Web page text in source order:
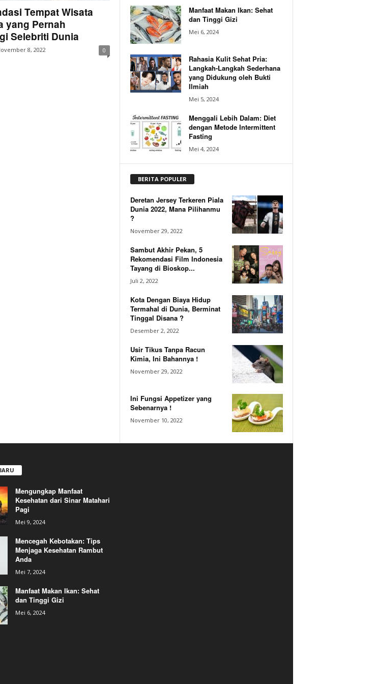
Tempat Wisata
yang Pernah
Selebriti Dunia
8, 2022 0
Manfaat Makan Ikan: Sehat
dan Tinggi Gizi
Mei 6, 2024
Rahasia Kulit Sehat Pria:
Langkah-Langkah Sederhana
yang Didukung oleh Bukti
Ilmiah
Mei 5, 2024
Menggali Lebih Dalam: Diet
dengan Metode Intermittent
Fasting
Mei 4, 2024
BERITA POPULER
Deretan Jersey Terkeren Piala
Dunia 2022, Mana Pilihanmu
?
November 29, 2022
Sambut Akhir Pekan, 5
Rekomendasi Film Indonesia
Tayang di Bioskop...
Juli 2, 2022
Kota Dengan Biaya Hidup
Termahal di Dunia, Berminat
Tinggal Disana ?
Desember 2, 2022
Usir Tikus Tanpa Racun
Kimia, Ini Bahannya !
November 29, 2022
Ini Fungsi Appetizer yang
Sebenarnya !
November 10, 2022
Mengungkap Manfaat
Kesehatan dari Sinar Matahari
Pagi
Mei 9, 2024
Mencegah Kebotakan: Tips
Menjaga Kesehatan Rambut
Anda
Mei 7, 2024
Manfaat Makan Ikan: Sehat
dan Tinggi Gizi
Mei 6, 2024